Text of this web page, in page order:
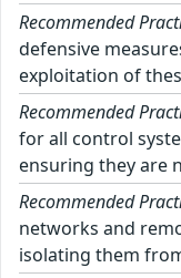
Recommended
defensive
exploitation of
Recommended
for all control
ensuring they are
Recommended
networks and
isolating them